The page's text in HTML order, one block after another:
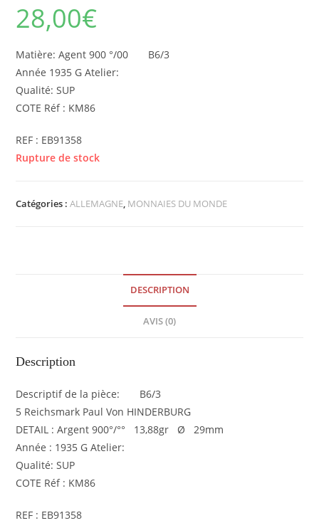
28,00€
Matière: Agent 900 °/00 B6/3
Année 1935 G Atelier:
Qualité: SUP
COTE Réf : KM86
REF : EB91358
Rupture de stock
Catégories :ALLEMAGNE, MONNAIES DU MONDE
DESCRIPTION
AVIS (0)
Description
Descriptif de la pièce: B6/3
5 Reichsmark Paul Von HINDERBURG
DETAIL : Argent 900°/°° 13,88gr Ø 29mm
Année : 1935 G Atelier:
Qualité: SUP
COTE Réf : KM86
REF : EB91358